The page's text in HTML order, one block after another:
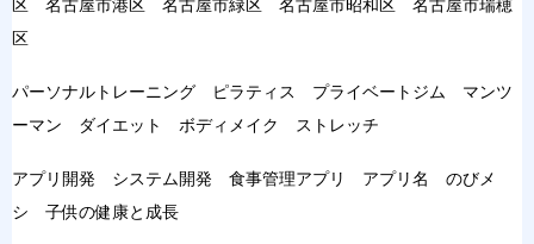
区 名古屋市港区 名古屋市緑区 名古屋市昭和区 名古屋市瑞穂
区
パーソナルトレーニング ピラティス プライベートジム マンツ
ーマン ダイエット ボディメイク ストレッチ
アプリ開発 システム開発 食事管理アプリ アプリ名 のびメ
シ 子供の健康と成長